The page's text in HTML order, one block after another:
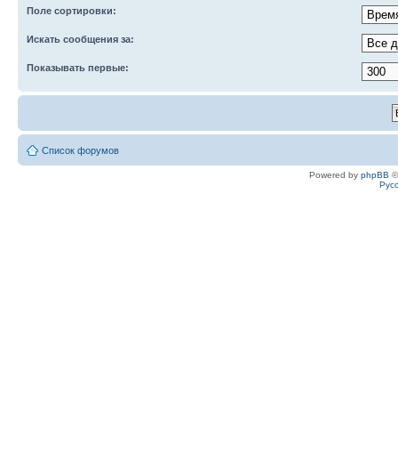
Поле сортировки:
Искать сообщения за:
Показывать первые:
Список форумов
Powered by phpBB